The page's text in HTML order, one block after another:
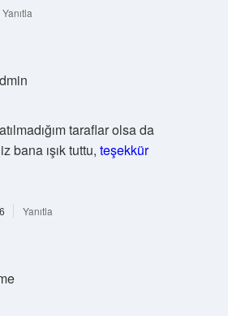
Yanıtla
taraflar olsa da
bana ışık tuttu, teşekkür
Yanıtla